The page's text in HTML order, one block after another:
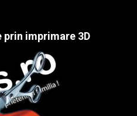
imprimare 3D